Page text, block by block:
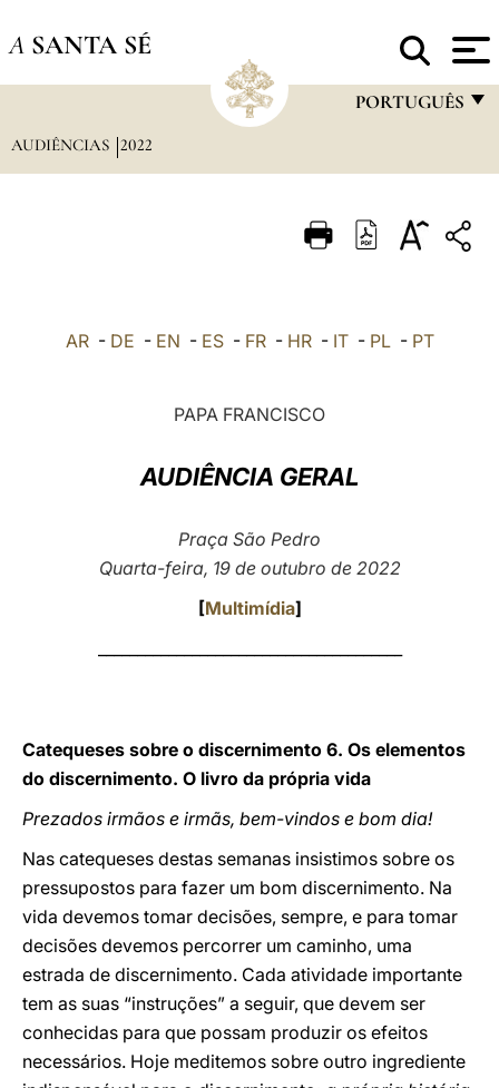
A SANTA SÉ
PORTUGUÊS
ITALIANO
中文
AUDIÊNCIAS 2022
AR- DE - EN - ES- FR- HR- IT- PL- PT
PAPA FRANCISCO
AUDIÊNCIA GERAL
Praça São Pedro
Quarta-feira, 19 de outubro de 2022
[Multimídia]
Catequeses sobre o discernimento 6. Os elementos
do discernimento. O livro da própria vida
Prezados irmãos e irmãs, bem-vindos e bom dia!
Nas catequeses destas semanas insistimos sobre os
pressupostos para fazer um bom discernimento. Na
vida devemos tomar decisões, sempre, e para tomar
decisões devemos percorrer um caminho, uma
estrada de discernimento. Cada atividade importante
tem as suas “instruções” a seguir, que devem ser
conhecidas para que possam produzir os efeitos
necessários. Hoje meditemos sobre outro ingrediente